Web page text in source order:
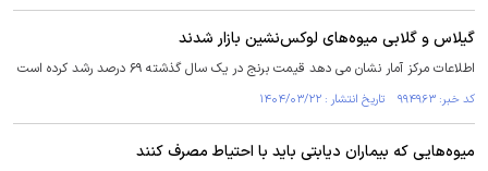
گیلاس و گلابی میوه‌های لوکس‌نشین بازار شدند
اطلاعات مرکز آمار نشان می دهد قیمت برنج در یک سال گذشته ۶۹ درصد رشد کرده است
کد خبر: ۹۹۴۹۶۳ تاریخ انتشار : ۱۴۰۴/۰۳/۲۲
میوه‌هایی که بیماران دیابتی باید با احتیاط مصرف کنند